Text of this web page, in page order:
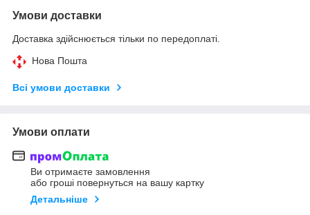
Умови доставки
Доставка здійснюється тільки по передоплаті.
Нова Пошта
Всі умови доставки
Умови оплати
Ви отримаєте замовлення
або гроші повернуться на вашу картку
Детальніше